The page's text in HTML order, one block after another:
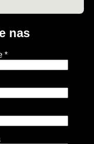
nas
*